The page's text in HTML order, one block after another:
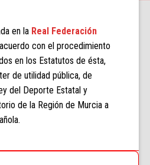
en la Real Federación
con el procedimiento
en los Estatutos de ésta,
de utilidad pública, de
del Deporte Estatal y
de la Región de Murcia a